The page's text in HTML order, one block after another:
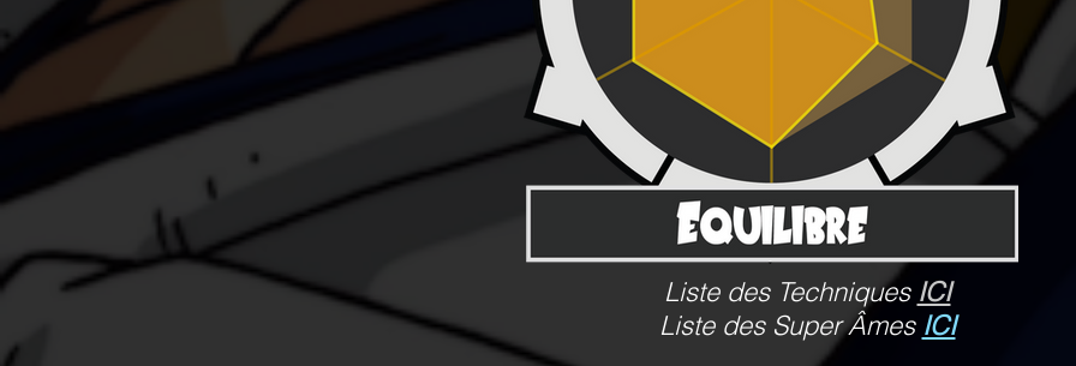
Liste des Techniques ICI
Liste des Super Âmes ICI